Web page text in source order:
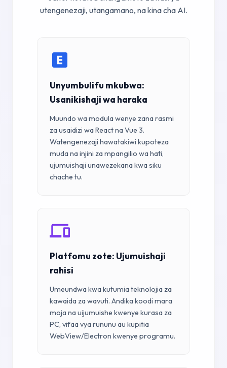
utengenezaji, utangamano, na kina cha AI.
Unyumbulifu mkubwa:
Usanikishaji wa haraka
Muundo wa modula wenye zana rasmi
za usaidizi wa React na Vue 3.
Watengenezaji hawatakiwi kupoteza
muda na injini za mpangilio wa hati,
ujumuishaji unawezekana kwa siku
chache tu.
Platfomu zote: Ujumuishaji
rahisi
Umeundwa kwa kutumia teknolojia za
kawaida za wavuti. Andika koodi mara
moja na uijumuishe kwenye kurasa za
PC, vifaa vya rununu au kupitia
WebView/Electron kwenye programu.